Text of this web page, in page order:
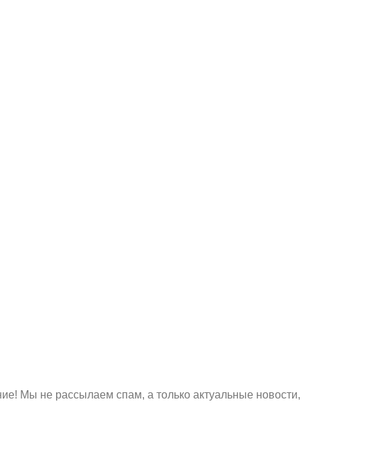
Мы не рассылаем спам, а только актуальные новости,